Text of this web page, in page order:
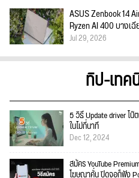
ASUS Zenbook 14
Ryzen AI 400 บางเ
Jul 29, 2026
ทิป-เท
5 วิธี Update driver โ
ในไม่กี่นาที
Dec 12, 2024
สมัคร YouTube
โฆษณาคั่น ปิดจอก็ฟัง